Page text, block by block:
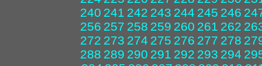
240 241 242 243 244 245 246
256 257 258 259 260 261 262
272 273 274 275 276 277 278
288 289 290 291 292 293 294